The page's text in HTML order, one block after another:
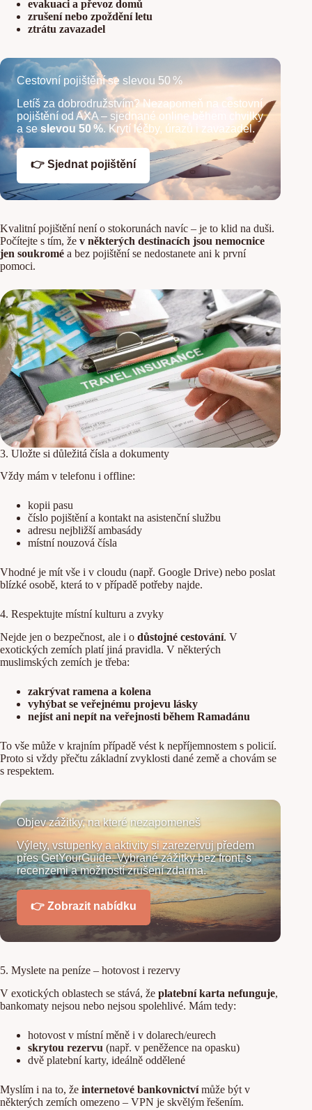
evakuaci a převoz domů
zrušení nebo zpoždění letu
ztrátu zavazadel
Cestovní pojištění se slevou 50 %
Letíš za dobrodružstvím? Nezapomeň na cestovní
pojištění od AXA – sjednané online během chvilky
a seslevou 50 %. Krytí léčby, úrazů i zavazadel.
👉 Sjednat pojištění
Kvalitní pojištění není o stokorunách navíc – je to klid na duši.
Počítejte s tím, že v některých destinacích jsou nemocnice
jen soukromé a bez pojištění se nedostanete ani k první
pomoci.
3. Uložte si důležitá čísla a dokumenty
Vždy mám v telefonu i offline:
kopii pasu
číslo pojištění a kontakt na asistenční službu
adresu nejbližší ambasády
místní nouzová čísla
Vhodné je mít vše i v cloudu (např. Google Drive) nebo poslat
blízké osobě, která to v případě potřeby najde.
4. Respektujte místní kulturu a zvyky
Nejde jen o bezpečnost, ale i o důstojné cestování. V
exotických zemích platí jiná pravidla. V některých
muslimských zemích je třeba:
zakrývat ramena a kolena
vyhýbat se veřejnému projevu lásky
nejíst ani nepít na veřejnosti během Ramadánu
To vše může v krajním případě vést k nepříjemnostem s policií.
Proto si vždy přečtu základní zvyklosti dané země a chovám se
s respektem.
Objev zážitky, na které nezapomeneš
Výlety, vstupenky a aktivity si zarezervuj předem
přes GetYourGuide. Vybrané zážitky bez front, s
recenzemi a možností zrušení zdarma.
👉 Zobrazit nabídku
5. Myslete na peníze – hotovost i rezervy
V exotických oblastech se stává, že platební karta nefunguje,
bankomaty nejsou nebo nejsou spolehlivé. Mám tedy:
hotovost v místní měně i v dolarech/eurech
skrytou rezervu (např. v peněžence na opasku)
dvě platební karty, ideálně oddělené
Myslím i na to, že internetové bankovnictvímůže být v
některých zemích omezeno – VPN je skvělým řešením.